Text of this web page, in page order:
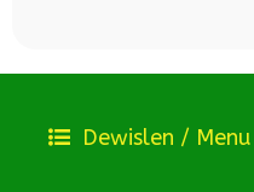
Dewislen / Menu